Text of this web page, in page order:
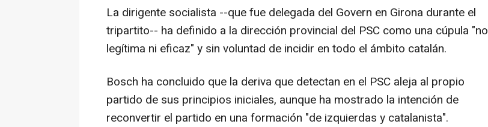
La dirigente socialista --que fue delegada del Govern en Girona durante el
tripartito-- ha definido a la dirección provincial del PSC como una cúpula "no
legítima ni eficaz" y sin voluntad de incidir en todo el ámbito catalán.
Bosch ha concluido que la deriva que detectan en el PSC aleja al propio
partido de sus principios iniciales, aunque ha mostrado la intención de
reconvertir el partido en una formación "de izquierdas y catalanista".